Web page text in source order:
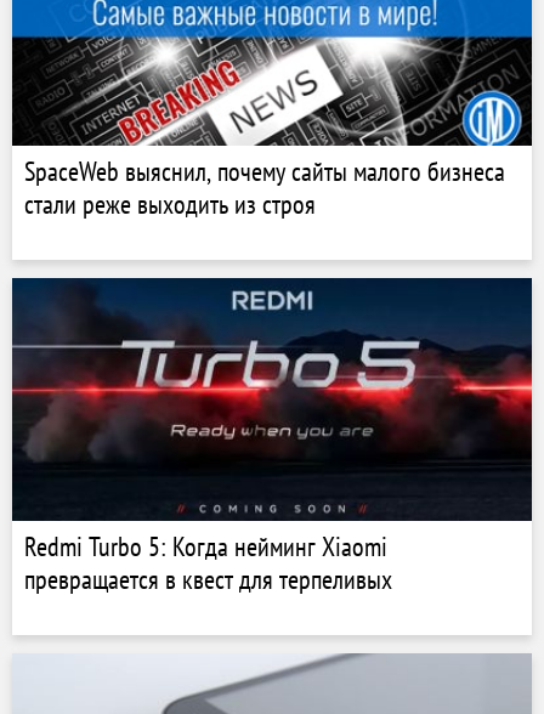
SpaceWeb выяснил, почему сайты малого бизнеса
стали реже выходить из строя
Redmi Turbo 5: Когда нейминг Xiaomi
превращается в квест для терпеливых